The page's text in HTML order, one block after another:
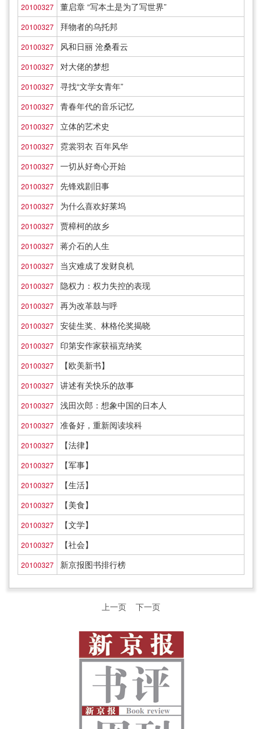
20100327 董启章 “写本土是为了写世界”
20100327 拜物者的乌托邦
20100327 风和日丽 沧桑看云
20100327 对大佬的梦想
20100327 寻找“文学女青年”
20100327 青春年代的音乐记忆
20100327 立体的艺术史
20100327 霓裳羽衣 百年风华
20100327 一切从好奇心开始
20100327 先锋戏剧旧事
20100327 为什么喜欢好莱坞
20100327 贾樟柯的故乡
20100327 蒋介石的人生
20100327 当灾难成了发财良机
20100327 隐权力：权力失控的表现
20100327 再为改革鼓与呼
20100327 安徒生奖、林格伦奖揭晓
20100327 印第安作家获福克纳奖
20100327 【欧美新书】
20100327 讲述有关快乐的故事
20100327 浅田次郎：想象中国的日本人
20100327 准备好，重新阅读埃科
20100327 【法律】
20100327 【军事】
20100327 【生活】
20100327 【美食】
20100327 【文学】
20100327 【社会】
20100327 新京报图书排行榜
上一页 下一页